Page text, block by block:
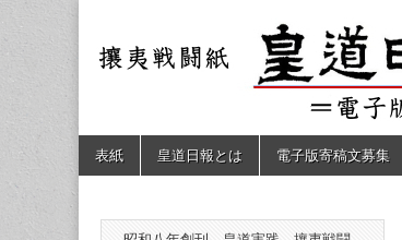
皇道
（防
共新
敬神
｜崇
祖｜
年創
刊
皇道
践
攘夷
Main
menu
Skip
表紙 皇道日報とは 電子版寄稿文募集